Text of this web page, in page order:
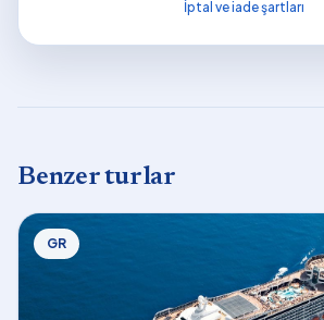
İptal ve iade şartları
Benzer turlar
GR